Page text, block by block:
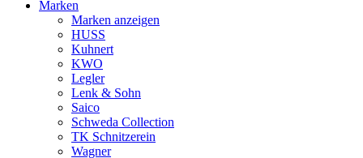
Marken
Marken anzeigen
HUSS
Kuhnert
KWO
Legler
Lenk & Sohn
Saico
Schweda Collection
TK Schnitzerein
Wagner